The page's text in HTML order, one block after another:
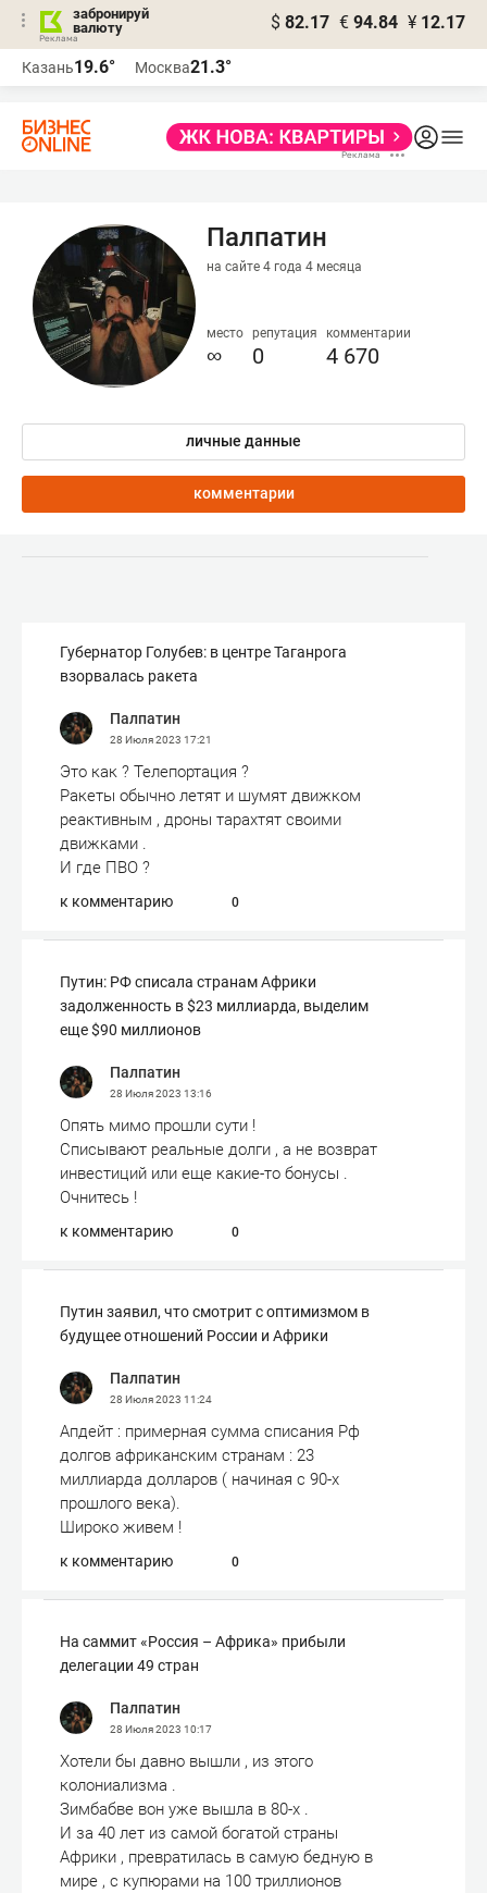
забронируй
валюту
$ 82.17 € 94.84 ¥ 12.17
Казань19.6° Москва21.3°
Палпатин
на сайте 4 года 4 месяца
место
∞
репутация
0
комментарии
4 670
личные данные
комментарии
Губернатор Голубев: в центре Таганрога
взорвалась ракета
Палпатин
28 Июля 2023 17:21
Это как ? Телепортация ?
Ракеты обычно летят и шумят движком
реактивным , дроны тарахтят своими
движками .
И где ПВО ?
к комментарию 0
Путин: РФ списала странам Африки
задолженность в $23 миллиарда, выделим
еще $90 миллионов
Палпатин
28 Июля 2023 13:16
Опять мимо прошли сути !
Списывают реальные долги , а не возврат
инвестиций или еще какие-то бонусы .
Очнитесь !
к комментарию 0
Путин заявил, что смотрит с оптимизмом в
будущее отношений России и Африки
Палпатин
28 Июля 2023 11:24
Апдейт : примерная сумма списания Рф
долгов африканским странам : 23
миллиарда долларов ( начиная с 90-х
прошлого века).
Широко живем !
к комментарию 0
На саммит «Россия – Африка» прибыли
делегации 49 стран
Палпатин
28 Июля 2023 10:17
Хотели бы давно вышли , из этого
колониализма .
Зимбабве вон уже вышла в 80-х .
И за 40 лет из самой богатой страны
Африки , превратилась в самую бедную в
мире , с купюрами на 100 триллионов